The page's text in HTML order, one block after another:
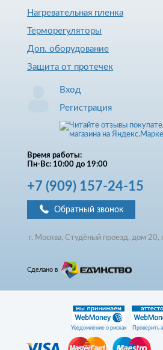
Нагревательная пленка
Терморегуляторы
Доп. оборудование
Защита от протечек
Вход
Регистрация
Время работы:
Пн-Вс: 10:00 до 19:00
+7 (909) 157-24-15
Обратный звонок
г. Москва, Студёный проезд, дом 20,
Сделано в
Уведомление о рисках Проверить